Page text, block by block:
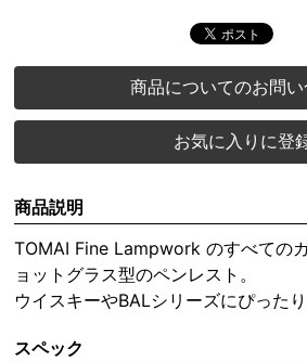
商品についてのお問
お気に入りに登
商品説明
TOMAI Fine Lampwork のすべての
ョットグラス型のペンレスト。
ウイスキーやBALシリーズにぴったり
スペック